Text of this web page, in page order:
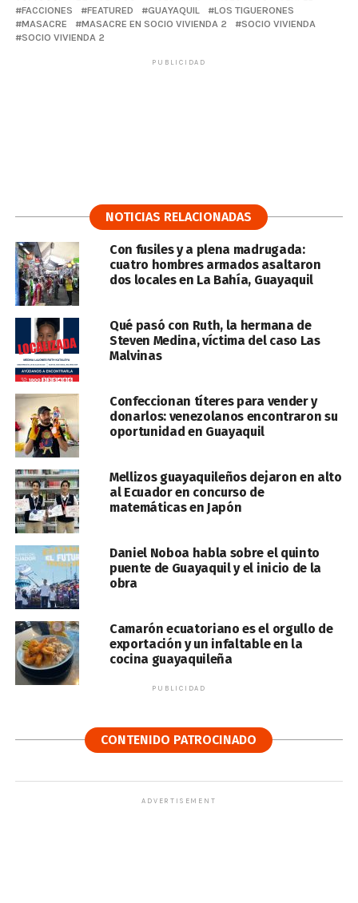
FACCIONES
FEATURED GUAYAQUIL
LOS TIGUERONES
MASACRE
MASACRE EN SOCIO VIVIENDA 2
SOCIO VIVIENDA
SOCIO VIVIENDA 2
PUBLICIDAD
NOTICIAS RELACIONADAS
Con fusiles y a plena madrugada:
cuatro hombres armados asaltaron
dos locales en La Bahía, Guayaquil
Qué pasó con Ruth, la hermana de
Steven Medina, víctima del caso Las
Malvinas
Confeccionan títeres para vender y
donarlos: venezolanos encontraron su
oportunidad en Guayaquil
Mellizos guayaquileños dejaron en alto
al Ecuador en concurso de
matemáticas en Japón
Daniel Noboa habla sobre el quinto
puente de Guayaquil y el inicio de la
obra
Camarón ecuatoriano es el orgullo de
exportación y un infaltable en la
cocina guayaquileña
PUBLICIDAD
CONTENIDO PATROCINADO
ADVERTISEMENT